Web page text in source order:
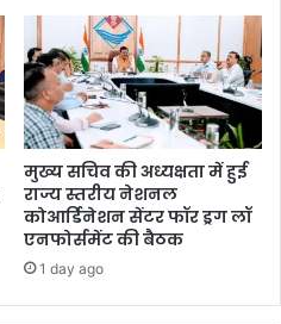
मुख्य सचिव की अध्यक्षता में हुई
राज्य स्तरीय नेशनल
कोआर्डिनेशन सेंटर फॉर ड्रग लॉ
एनफोर्समेंट की बैठक
1 day ago